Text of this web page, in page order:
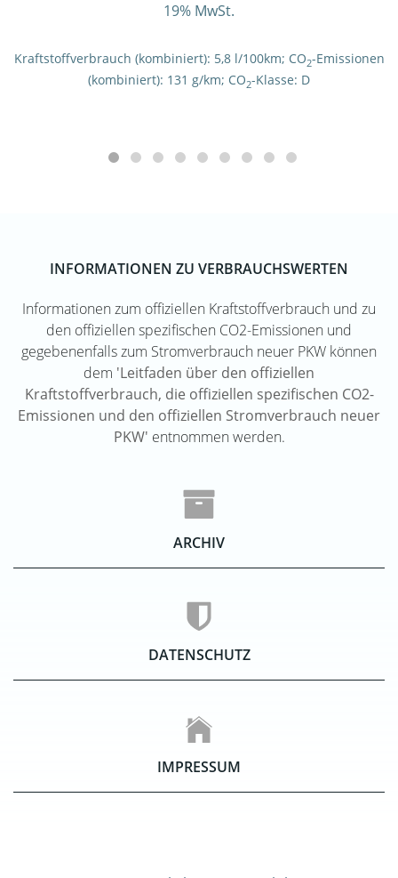
19% MwSt.
Kraftstoffverbrauch (kombiniert): 5,8 l/100km; CO2-Emissionen
(kombiniert): 131 g/km; CO2-Klasse: D
INFORMATIONEN ZU VERBRAUCHSWERTEN
Informationen zum offiziellen Kraftstoffverbrauch und zu
den offiziellen spezifischen CO2-Emissionen und
gegebenenfalls zum Stromverbrauch neuer PKW können
dem 'Leitfaden über den offiziellen
Kraftstoffverbrauch, die offiziellen spezifischen CO2-
Emissionen und den offiziellen Stromverbrauch neuer
PKW' entnommen werden.
ARCHIV
DATENSCHUTZ
IMPRESSUM